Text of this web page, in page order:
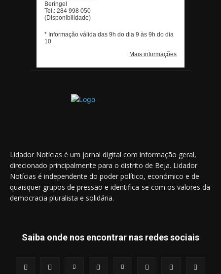
Lidador Notícias é um jornal digital com informação geral,
direcionado principalmente para o distrito de Beja. Lidador
Notícias é independente do poder político, económico e de
quaisquer grupos de pressão e identifica-se com os valores da
democracia pluralista e solidária.
Saiba onde nos encontrar nas redes sociais